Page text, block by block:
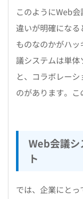
このようにWeb
違いが明確にな
ものなのかがハ
議システムは単
と、コラボレー
のがあります。こ
Web会議シ
ト
では、企業にと